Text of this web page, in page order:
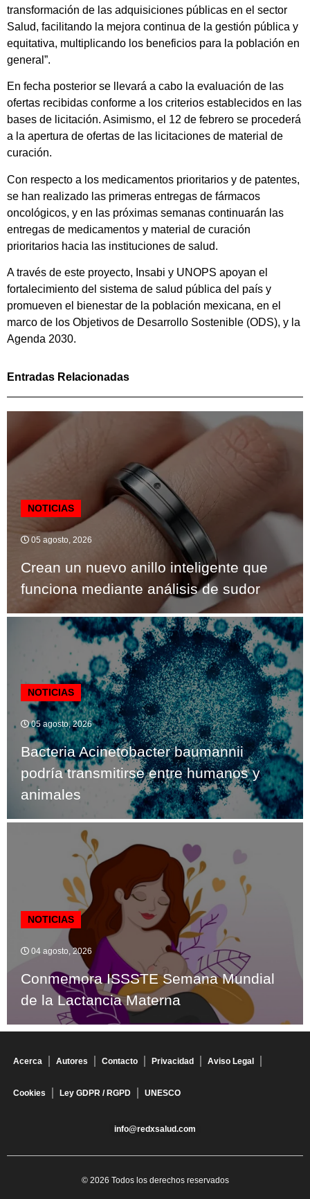
transformación de las adquisiciones públicas en el sector
Salud, facilitando la mejora continua de la gestión pública y
equitativa, multiplicando los beneficios para la población en
general”.
En fecha posterior se llevará a cabo la evaluación de las
ofertas recibidas conforme a los criterios establecidos en las
bases de licitación. Asimismo, el 12 de febrero se procederá
a la apertura de ofertas de las licitaciones de material de
curación.
Con respecto a los medicamentos prioritarios y de patentes,
se han realizado las primeras entregas de fármacos
oncológicos, y en las próximas semanas continuarán las
entregas de medicamentos y material de curación
prioritarios hacia las instituciones de salud.
A través de este proyecto, Insabi y UNOPS apoyan el
fortalecimiento del sistema de salud pública del país y
promueven el bienestar de la población mexicana, en el
marco de los Objetivos de Desarrollo Sostenible (ODS), y la
Agenda 2030.
Entradas Relacionadas
NOTICIAS
05 agosto, 2026
Crean un nuevo anillo inteligente que
funciona mediante análisis de sudor
NOTICIAS
05 agosto, 2026
Bacteria Acinetobacter baumannii
podría transmitirse entre humanos y
animales
NOTICIAS
04 agosto, 2026
Conmemora ISSSTE Semana Mundial
de la Lactancia Materna
Acerca Autores Contacto Privacidad Aviso Legal
Cookies Ley GDPR / RGPD UNESCO
info@redxsalud.com
© 2026 Todos los derechos reservados